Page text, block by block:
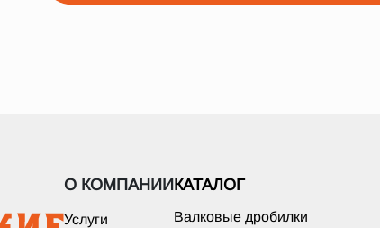
О КОМПАНИИ
Услуги
КАТАЛОГ
Валковые дробилки